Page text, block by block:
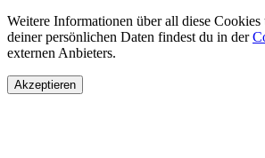
Weitere Informationen über all diese
deiner persönlichen Daten findest du in der
externen Anbieters.
Akzeptieren